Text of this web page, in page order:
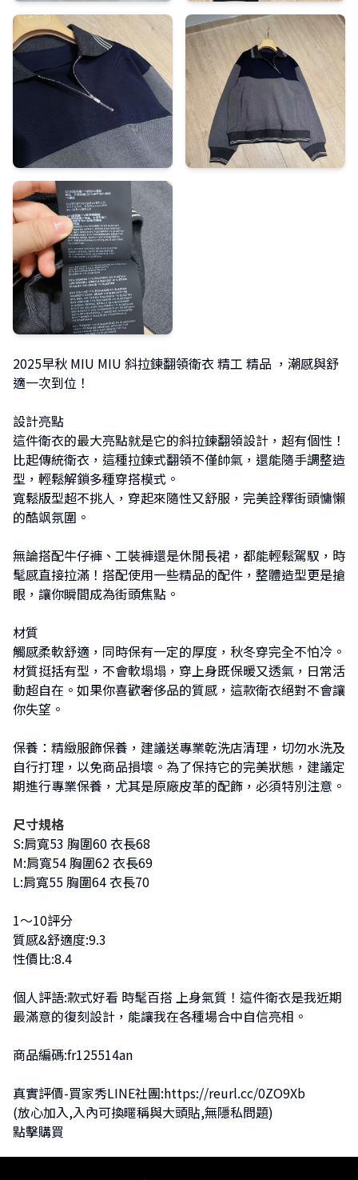
2025早秋 MIU MIU 斜拉鍊翻領衛衣 精工 精品 ，潮感與舒
適一次到位！
設計亮點
這件衛衣的最大亮點就是它的斜拉鍊翻領設計，超有個性！
比起傳統衛衣，這種拉鍊式翻領不僅帥氣，還能隨手調整造
型，輕鬆解鎖多種穿搭模式。
寬鬆版型超不挑人，穿起來隨性又舒服，完美詮釋街頭慵懶
的酷飒氛圍。
無論搭配牛仔褲、工裝褲還是休閒長裙，都能輕鬆駕馭，時
髦感直接拉滿！搭配使用一些精品的配件，整體造型更是搶
眼，讓你瞬間成為街頭焦點。
材質
觸感柔軟舒適，同時保有一定的厚度，秋冬穿完全不怕冷。
材質挺括有型，不會軟塌塌，穿上身既保暖又透氣，日常活
動超自在。如果你喜歡奢侈品的質感，這款衛衣絕對不會讓
你失望。
保養：精緻服飾保養，建議送專業乾洗店清理，切勿水洗及
自行打理，以免商品損壞。為了保持它的完美狀態，建議定
期進行專業保養，尤其是原廠皮革的配飾，必須特別注意。
尺寸規格
S:肩寬53 胸圍60 衣長68
M:肩寬54 胸圍62 衣長69
L:肩寬55 胸圍64 衣長70
1～10評分
質感&舒適度:9.3
性價比:8.4
個人評語:款式好看 時髦百搭 上身氣質！這件衛衣是我近期
最滿意的復刻設計，能讓我在各種場合中自信亮相。
商品編碼:fr125514an
真實評價-買家秀LINE社團:https://reurl.cc/0ZO9Xb
(放心加入,入內可換暱稱與大頭貼,無隱私問題)
點擊購買